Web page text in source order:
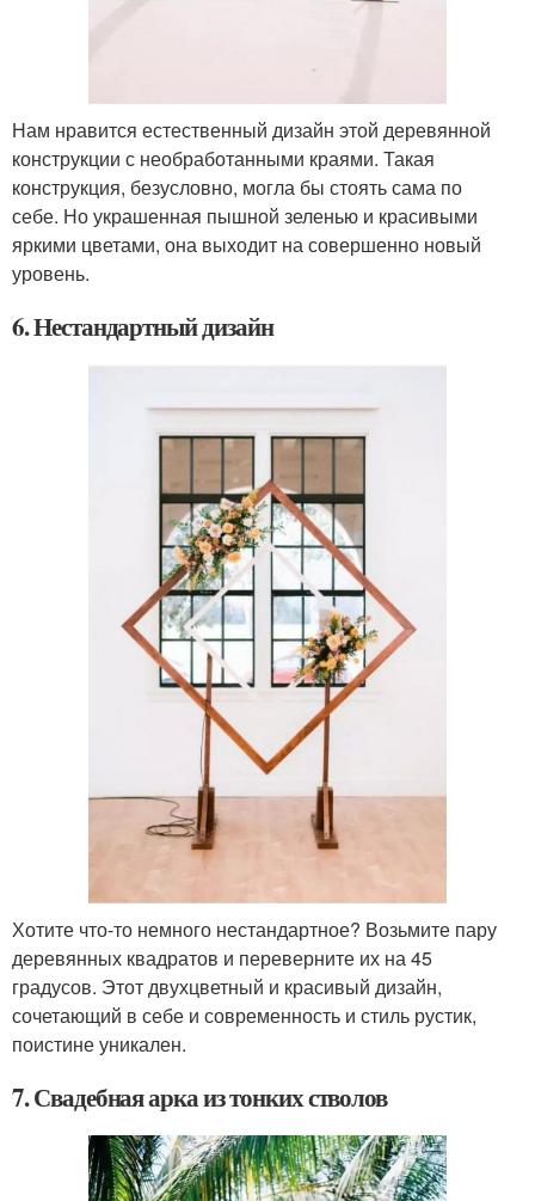
Нам нравится естественный дизайн этой деревянной
конструкции с необработанными краями. Такая
конструкция, безусловно, могла бы стоять сама по
себе. Но украшенная пышной зеленью и красивыми
яркими цветами, она выходит на совершенно новый
уровень.
6. Нестандартный дизайн
Хотите что-то немного нестандартное? Возьмите пару
деревянных квадратов и переверните их на 45
градусов. Этот двухцветный и красивый дизайн,
сочетающий в себе и современность и стиль рустик,
поистине уникален.
7. Свадебная арка из тонких стволов